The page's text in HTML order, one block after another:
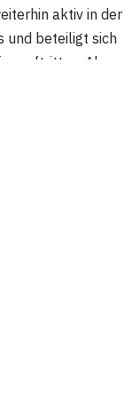
aktiv in der
und beteiligt sich
Als